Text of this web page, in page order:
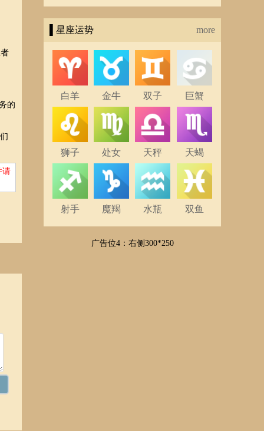
的
请
▌星座运势 more
白羊 金牛 双子 巨蟹
狮子 处女 天秤 天蝎
射手 魔羯 水瓶 双鱼
广告位4：右侧300*250